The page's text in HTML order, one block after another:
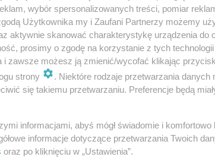
do Jerozolimy, Ostatnią Wieczerzę
zdanie "Oto Matka twoja". Zwraca ono
Wiąże się także z obchodzonym
takie obchody Wielkiego Tygodnia
temu. Powróciła także po pandemicznej
wybór spersonalizowanych treści, pomiar
Użytkownika my i Zaufani Partnerzy możemy
aktywnie skanować charakterystykę urządzenia do
prosimy o zgodę na korzystanie z tych
i zawsze możesz ją zmienić/wycofać klikając
strony
. Niektóre rodzaje przetwarzania
się takiemu przetwarzaniu. Preferencje będą
informacjami, abyś mógł świadomie i
informacje dotyczące przetwarzania Twoich
oraz po kliknięciu w „Ustawienia”.